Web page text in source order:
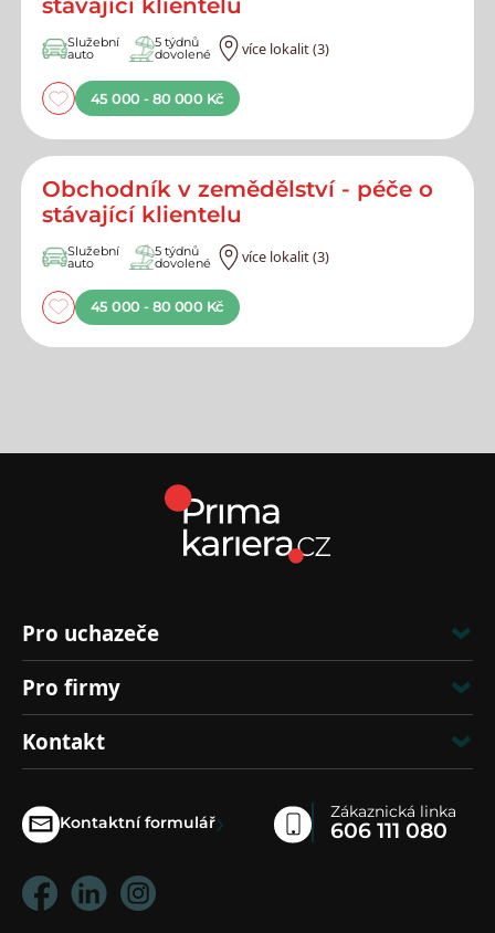
stávající klientelu
Služební
auto
5 týdnů
dovolené více lokalit (3)
45 000 - 80 000 Kč
Obchodník v zemědělství - péče o
stávající klientelu
Služební
auto
5 týdnů
dovolené více lokalit (3)
45 000 - 80 000 Kč
Pro uchazeče
Pro firmy
Kontakt
Kontaktní formulář› Zákaznická linka
606 111 080